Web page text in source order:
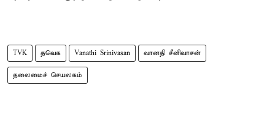
TVK தவெக Vanathi Srinivasan வானதி சீனிவாசன்
தலைமைச் செயலகம்